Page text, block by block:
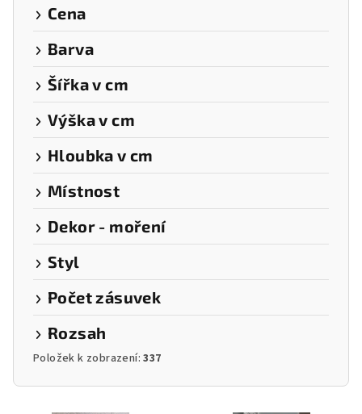
Cena
Barva
Šířka v cm
Výška v cm
Hloubka v cm
Místnost
Dekor - moření
Styl
Počet zásuvek
Rozsah
Položek k zobrazení:337